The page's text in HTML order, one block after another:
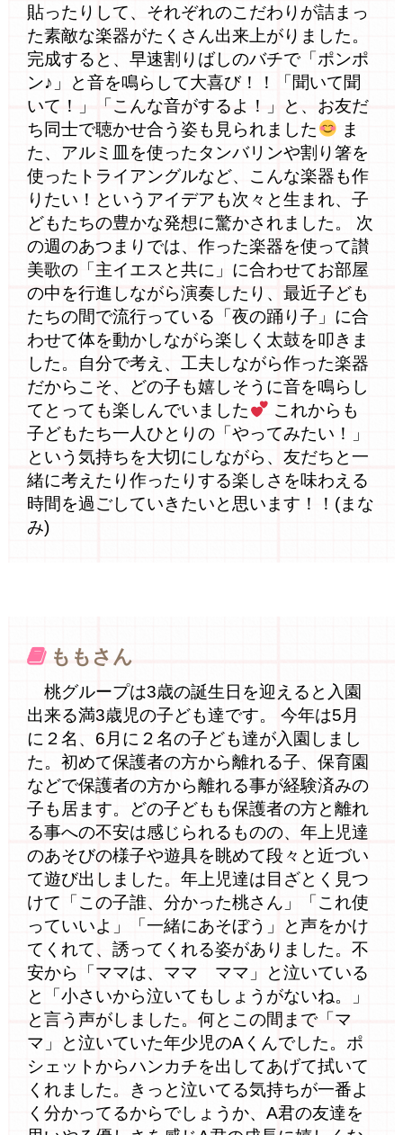
貼ったりして、それぞれのこだわりが詰まっ
た素敵な楽器がたくさん出来上がりました。
完成すると、早速割りばしのバチで「ポンポ
ン♪」と音を鳴らして大喜び！！「聞いて聞
いて！」「こんな音がするよ！」と、お友だ
ち同士で聴かせ合う姿も見られました
ま
た、アルミ皿を使ったタンバリンや割り箸を
使ったトライアングルなど、こんな楽器も作
りたい！というアイデアも次々と生まれ、子
どもたちの豊かな発想に驚かされました。 次
の週のあつまりでは、作った楽器を使って讃
美歌の「主イエスと共に」に合わせてお部屋
の中を行進しながら演奏したり、最近子ども
たちの間で流行っている「夜の踊り子」に合
わせて体を動かしながら楽しく太鼓を叩きま
した。自分で考え、工夫しながら作った楽器
だからこそ、どの子も嬉しそうに音を鳴らし
てとっても楽しんでいました
これからも
子どもたち一人ひとりの「やってみたい！」
という気持ちを大切にしながら、友だちと一
緒に考えたり作ったりする楽しさを味わえる
時間を過ごしていきたいと思います！！(まな
み)
ももさん
桃グループは3歳の誕生日を迎えると入園
出来る満3歳児の子ども達です。 今年は5月
に２名、6月に２名の子ども達が入園しまし
た。初めて保護者の方から離れる子、保育園
などで保護者の方から離れる事が経験済みの
子も居ます。どの子どもも保護者の方と離れ
る事への不安は感じられるものの、年上児達
のあそびの様子や遊具を眺めて段々と近づい
て遊び出しました。年上児達は目ざとく見つ
けて「この子誰、分かった桃さん」「これ使
っていいよ」「一緒にあそぼう」と声をかけ
てくれて、誘ってくれる姿がありました。不
安から「ママは、ママ ママ」と泣いている
と「小さいから泣いてもしょうがないね。」
と言う声がしました。何とこの間まで「マ
マ」と泣いていた年少児のAくんでした。ポ
シェットからハンカチを出してあげて拭いて
くれました。きっと泣いてる気持ちが一番よ
く分かってるからでしょうか、A君の友達を